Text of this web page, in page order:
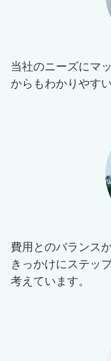
当社のニーズにマ
からもわかりやす
費用とのバランス
きっかけにステッ
考えています。